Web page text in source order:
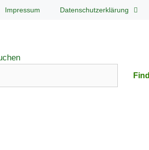
Impressum Datenschutzerklärung